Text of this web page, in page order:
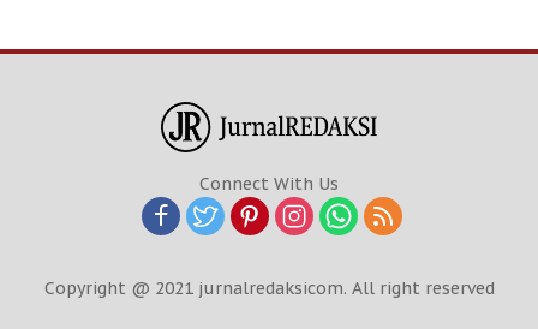
Connect With Us
Copyright @ 2021 jurnalredaksicom. All right reserved